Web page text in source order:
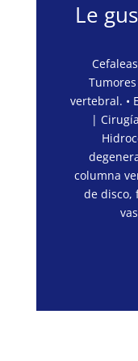
Le
vertebral. •
|
columna
de disco,